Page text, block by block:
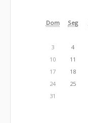
Dom Seg
3
4
10
11
17
18
24
25
31